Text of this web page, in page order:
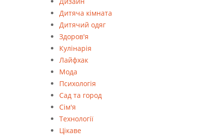
Дитяча кімната
Дитячий одяг
Здоров'я
Кулінарія
Лайфхак
Мода
Психологія
Сад та город
Сім'я
Технології
Цікаве